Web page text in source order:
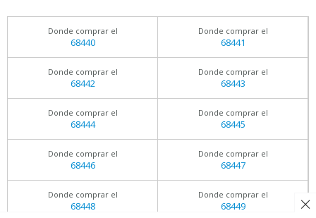
Donde comprar el
68440
Donde comprar el
68441
Donde comprar el
68442
Donde comprar el
68443
Donde comprar el
68444
Donde comprar el
68445
Donde comprar el
68446
Donde comprar el
68447
Donde comprar el
68448
Donde comprar el
68449